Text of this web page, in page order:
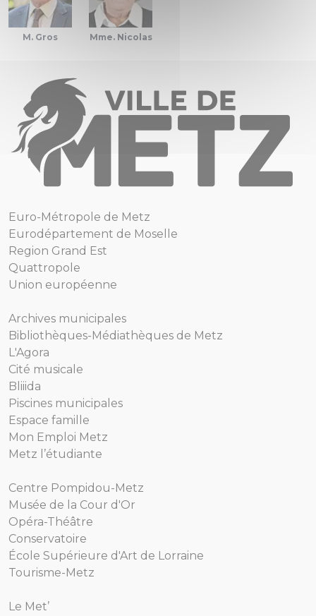
M. Gros Mme. Nicolas
Euro-Métropole de Metz
Eurodépartement de Moselle
Region Grand Est
Quattropole
Union européenne
Archives municipales
Bibliothèques-Médiathèques de Metz
L'Agora
Cité musicale
Bliiida
Piscines municipales
Espace famille
Mon Emploi Metz
Metz l’étudiante
Centre Pompidou-Metz
Musée de la Cour d'Or
Opéra-Théâtre
Conservatoire
École Supérieure d'Art de Lorraine
Tourisme-Metz
Le Met’